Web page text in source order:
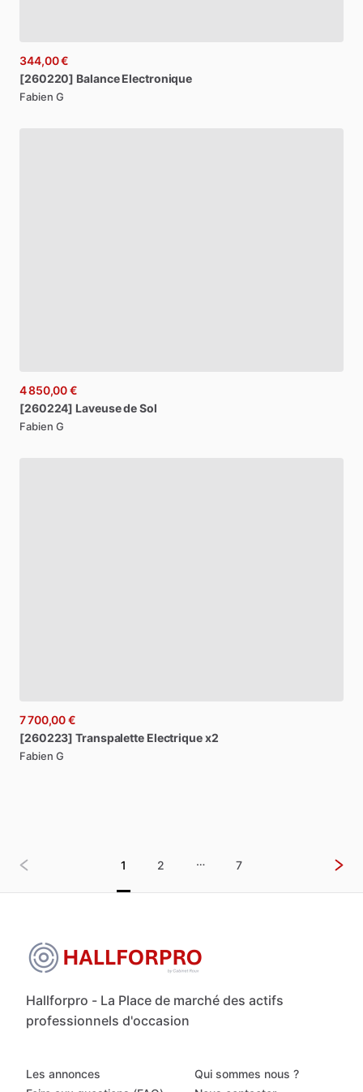
344,00 €
[260220] Balance Electronique
Fabien G
4 850,00 €
[260224] LaveusedeSol
Fabien G
7 700,00 €
[260223] Transpalette Electriquex2
Fabien G
1 2 … 7
Hallforpro - La Place de marché des actifs
professionnels d'occasion
Les annonces
Qui sommes nous ?